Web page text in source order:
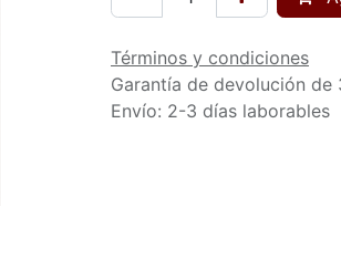
Términos y condiciones
Garantía de devolución de
Envío: 2-3 días laborables